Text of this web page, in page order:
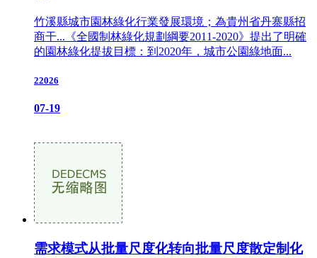
竹溪縣城市園林綠化行業發展環境；為貴州省丹寨縣招
商干...《全國制林綠化規劃綱要2011-2020》提出了明確
的園林綠化提拔目標：到2020年，城市公園綠地面...
22026
07-19
需求模式从批量尺度化转向批量尺度散定制化